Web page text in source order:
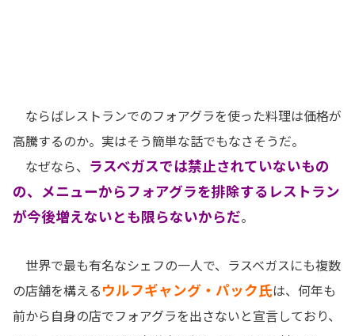
ならばレストランでのフォアグラを使った料理は価格が
高騰するのか。実はそう簡単な話でもなさそうだ。
なぜなら、
ラスベガスでは禁止されていないもの
の、メニューからフォアグラを排除するレストラン
が今後増えないとも限らないからだ。
世界で最も有名なシェフの一人で、ラスベガスにも複数
の店舗を構える ウルフギャング・パック氏は、何年も
前から自身の店でフォアグラを出さないと宣言しており、